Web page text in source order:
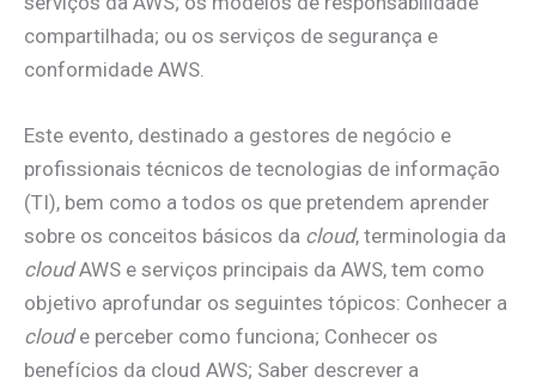
compartilhada; ou os serviços de segurança e
conformidade AWS.
Este evento, destinado a gestores de negócio e
profissionais técnicos de tecnologias de informação
(TI), bem como a todos os que pretendem aprender
sobre os conceitos básicos da cloud, terminologia da
cloudAWS e serviços principais da AWS, tem como
objetivo aprofundar os seguintes tópicos: Conhecer a
cloude perceber como funciona; Conhecer os
benefícios da cloud AWS; Saber descrever a